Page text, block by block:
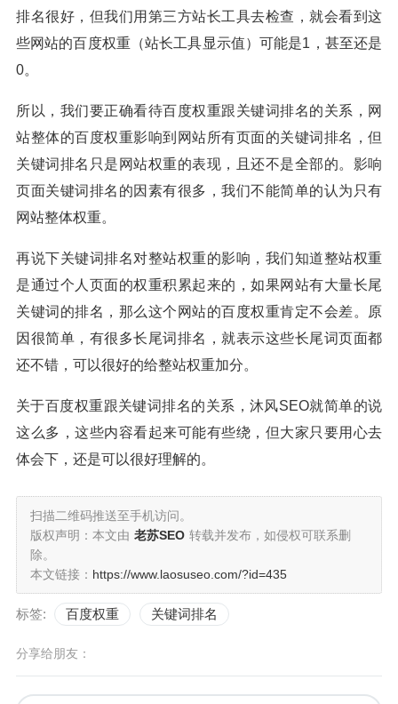
排名很好，但我们用第三方站长工具去检查，就会看到这
些网站的百度权重（站长工具显示值）可能是1，甚至还是
0。
所以，我们要正确看待百度权重跟关键词排名的关系，网
站整体的百度权重影响到网站所有页面的关键词排名，但
关键词排名只是网站权重的表现，且还不是全部的。影响
页面关键词排名的因素有很多，我们不能简单的认为只有
网站整体权重。
再说下关键词排名对整站权重的影响，我们知道整站权重
是通过个人页面的权重积累起来的，如果网站有大量长尾
关键词的排名，那么这个网站的百度权重肯定不会差。原
因很简单，有很多长尾词排名，就表示这些长尾词页面都
还不错，可以很好的给整站权重加分。
关于百度权重跟关键词排名的关系，沐风SEO就简单的说
这么多，这些内容看起来可能有些绕，但大家只要用心去
体会下，还是可以很好理解的。
扫描二维码推送至手机访问。
版权声明：本文由 老苏SEO 转载并发布，如侵权可联系删
除。
本文链接： https://www.laosuseo.com/?id=435
标签: 百度权重 关键词排名
分享给朋友：